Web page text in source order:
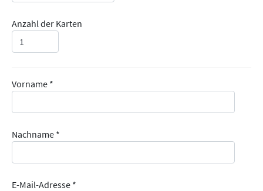
Anzahl der Karten
Vorname *
Nachname *
E-Mail-Adresse *